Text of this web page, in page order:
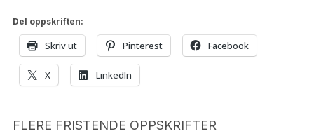
Del oppskriften:
Skriv ut Pinterest Facebook
X LinkedIn
FLERE FRISTENDE OPPSKRIFTER